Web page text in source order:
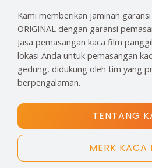
Kami memberikan jaminan
ORIGINAL dengan garansi
Jasa pemasangan kaca film
lokasi Anda untuk pemasangan
gedung, didukung oleh tim yang
berpengalaman.
TENTANG
MERK KACA